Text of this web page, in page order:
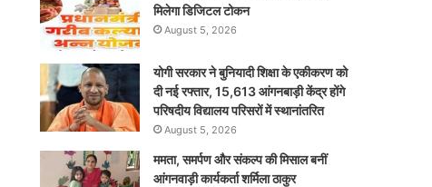
मिलेगा डिजिटल टोकन
August 5, 2026
योगी सरकार ने बुनियादी शिक्षा के एकीकरण को
दी नई रफ्तार, 15,613 आंगनबाड़ी केंद्र होंगे
परिषदीय विद्यालय परिसरों में स्थानांतरित
August 5, 2026
ममता, समर्पण और संकल्प की मिसाल बनीं
आंगनवाड़ी कार्यकर्ता शर्मिला ठाकुर